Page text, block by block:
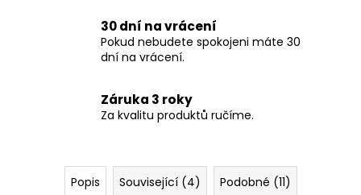
30 dní na vrácení
Pokud nebudete spokojeni máte 30
dní na vrácení.
Záruka 3 roky
Za kvalitu produktů ručíme.
Popis Související (4)
Podobné (11)